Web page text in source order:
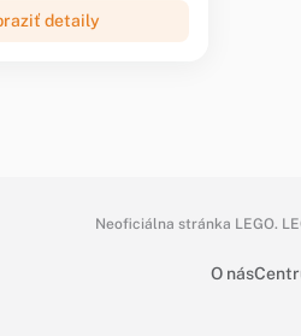
detaily
Neoficiálna stránka LEGO.
O nás